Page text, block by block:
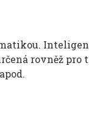
rovněž pro